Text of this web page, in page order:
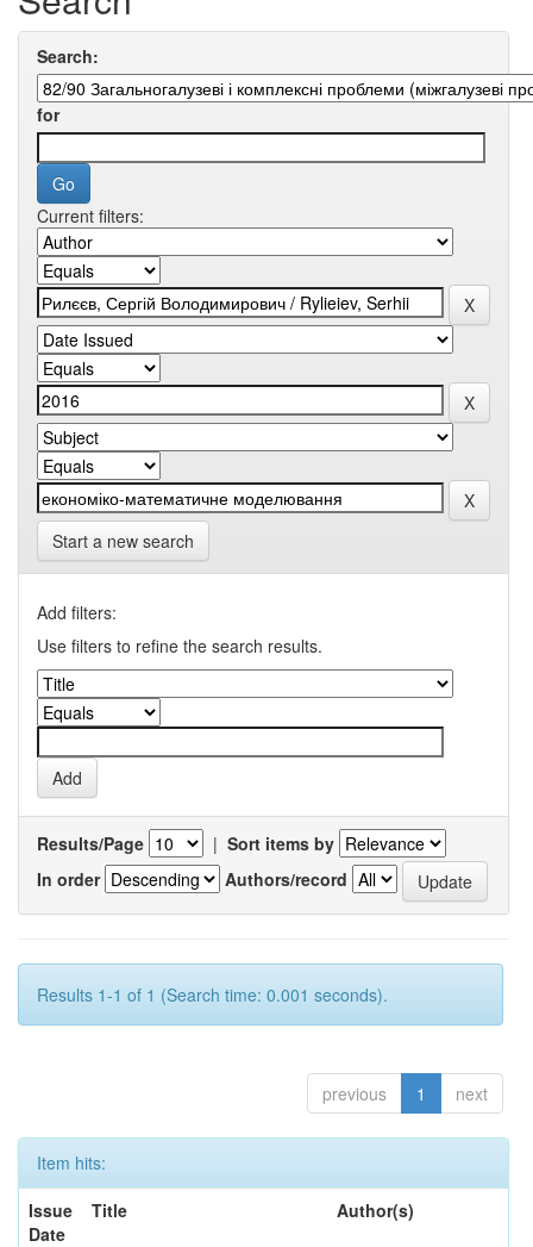
Search:
for
Current filters:
Start a new search
Add filters:
Use filters to refine the search results.
Results/Page | Sort items by
In order
Authors/record
Results 1-1 of 1 (Search time: 0.001 seconds).
previous 1 next
Item hits:
Issue
Date
Title Author(s)